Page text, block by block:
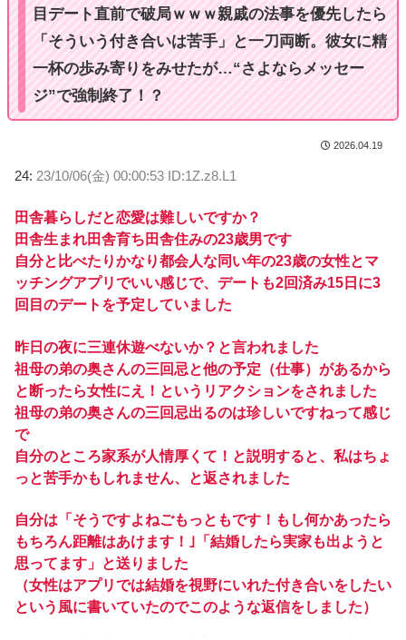
目デート直前で破局ｗｗｗ親戚の法事を優先したら
「そういう付き合いは苦手」と一刀両断。彼女に精
一杯の歩み寄りをみせたが…“さよならメッセー
ジ”で強制終了！？
2026.04.19
24: 23/10/06(金) 00:00:53 ID:1Z.z8.L1
田舎暮らしだと恋愛は難しいですか？
田舎生まれ田舎育ち田舎住みの23歳男です
自分と比べたりかなり都会人な同い年の23歳の女性とマ
ッチングアプリでいい感じで、デートも2回済み15日に3
回目のデートを予定していました
昨日の夜に三連休遊べないか？と言われました
祖母の弟の奥さんの三回忌と他の予定（仕事）があるから
と断ったら女性にえ！というリアクションをされました
祖母の弟の奥さんの三回忌出るのは珍しいですねって感じ
で
自分のところ家系が人情厚くて！と説明すると、私はちょ
っと苦手かもしれません、と返されました
自分は「そうですよねごもっともです！もし何かあったら
もちろん距離はあけます！｣「結婚したら実家も出ようと
思ってます」と送りました
（女性はアプリでは結婚を視野にいれた付き合いをしたい
という風に書いていたのでこのような返信をしました）